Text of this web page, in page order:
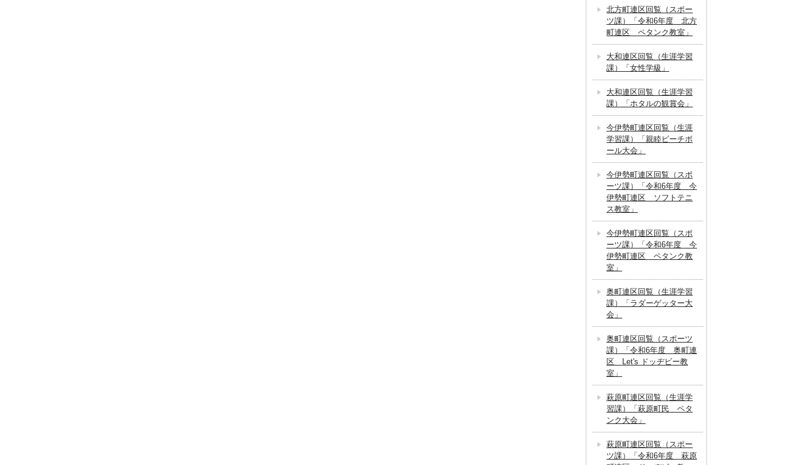
北方町連区回覧（スポー
ツ課）「令和6年度 北方
町連区 ペタンク教室」
大和連区回覧（生涯学習
課）「女性学級」
大和連区回覧（生涯学習
課）「ホタルの観賞会」
今伊勢町連区回覧（生涯
学習課）「親睦ビーチボ
ール大会」
今伊勢町連区回覧（スポ
ーツ課）「令和6年度 今
伊勢町連区 ソフトテニ
ス教室」
今伊勢町連区回覧（スポ
ーツ課）「令和6年度 今
伊勢町連区 ペタンク教
室」
奥町連区回覧（生涯学習
課）「ラダーゲッター大
会」
奥町連区回覧（スポーツ
課）「令和6年度 奥町連
区 Let's ドッヂビー教
室」
萩原町連区回覧（生涯学
習課）「萩原町民 ペタ
ンク大会」
萩原町連区回覧（スポー
ツ課）「令和6年度 萩原